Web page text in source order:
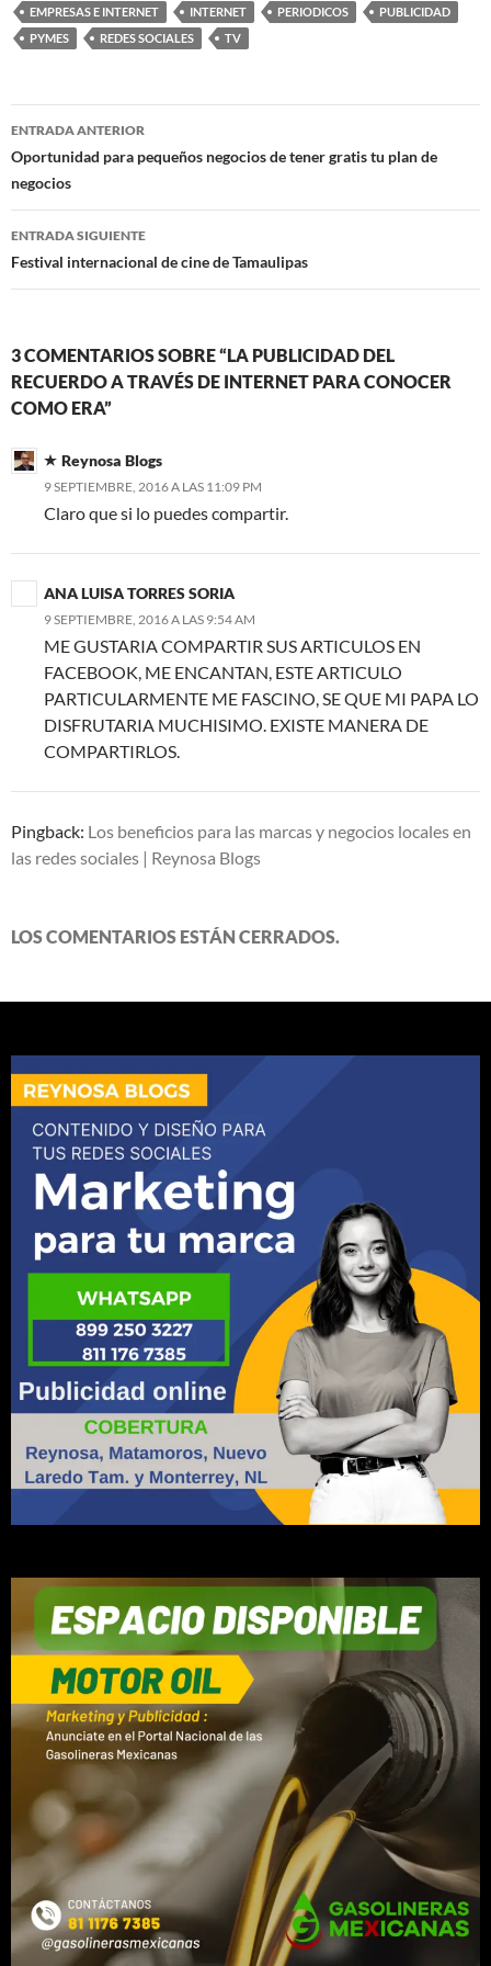
EMPRESAS E INTERNET
INTERNET PERIODICOS
PUBLICIDAD
PYMES
REDES SOCIALES TV
Navegación
de
entradas
ENTRADA ANTERIOR
Oportunidad para pequeños negocios de tener gratis tu plan de
negocios
ENTRADA SIGUIENTE
Festival internacional de cine de Tamaulipas
3 COMENTARIOS SOBRE “LA PUBLICIDAD DEL
RECUERDO A TRAVÉS DE INTERNET PARA CONOCER
COMO ERA”
Reynosa Blogs
9 SEPTIEMBRE, 2016 A LAS 11:09 PM
Claro que si lo puedes compartir.
ANA LUISA TORRES SORIA
9 SEPTIEMBRE, 2016 A LAS 9:54 AM
ME GUSTARIA COMPARTIR SUS ARTICULOS EN
FACEBOOK, ME ENCANTAN, ESTE ARTICULO
PARTICULARMENTE ME FASCINO, SE QUE MI PAPA LO
DISFRUTARIA MUCHISIMO. EXISTE MANERA DE
COMPARTIRLOS.
Pingback: Los beneficios para las marcas y negocios locales en
las redes sociales | Reynosa Blogs
LOS COMENTARIOS ESTÁN CERRADOS.